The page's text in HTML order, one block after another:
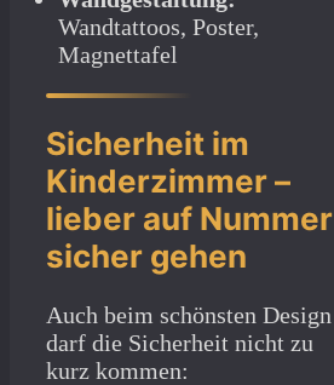
Wandtattoos, Poster,
Magnettafel
Sicherheit im
Kinderzimmer –
lieber auf Nummer
sicher gehen
Auch beim schönsten Design
darf die Sicherheit nicht zu
kurz kommen: